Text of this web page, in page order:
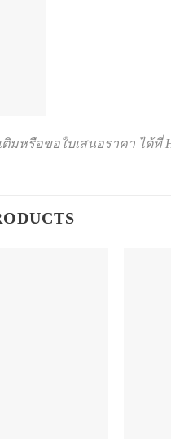
มหรือขอใบเสนอราคา ได้ที่